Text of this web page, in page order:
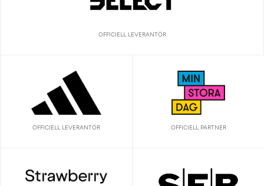
OFFICIELL LEVERANTÖR
OFFICIELL LEVERANTÖR OFFICIELL PARTNER